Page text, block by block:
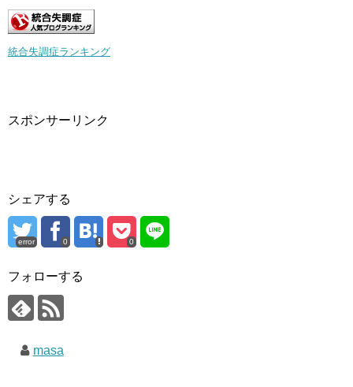
統合失調症ランキング
スポンサーリンク
シェアする
error 0 0
フォローする
masa